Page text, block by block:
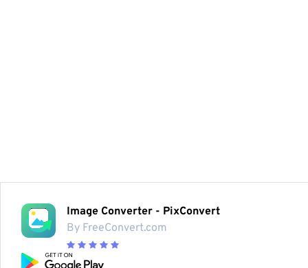
Image Converter - PixConvert
By FreeConvert.com